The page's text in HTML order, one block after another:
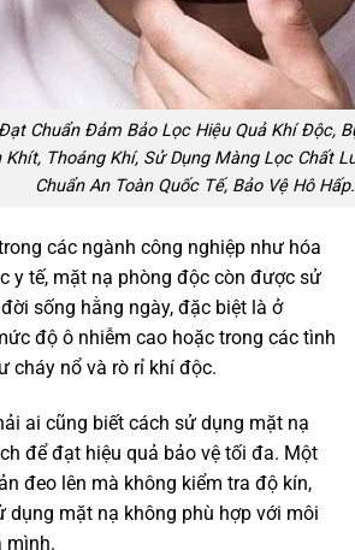
Chuẩn Đảm Bảo Lọc Hiệu Quả Khí Độc,
Thoáng Khí, Sử Dụng Màng Lọc Chất
Chuẩn An Toàn Quốc Tế, Bảo Vệ Hô Hấp.
các ngành công nghiệp như hóa
y tế, mặt nạ phòng độc còn được sử
sống hằng ngày, đặc biệt là ở
độ ô nhiễm cao hoặc trong các tình
cháy nổ và rò rỉ khí độc.
ai cũng biết cách sử dụng mặt nạ
để đạt hiệu quả bảo vệ tối đa. Một
đeo lên mà không kiểm tra độ kín,
dụng mặt nạ không phù hợp với môi
mình.